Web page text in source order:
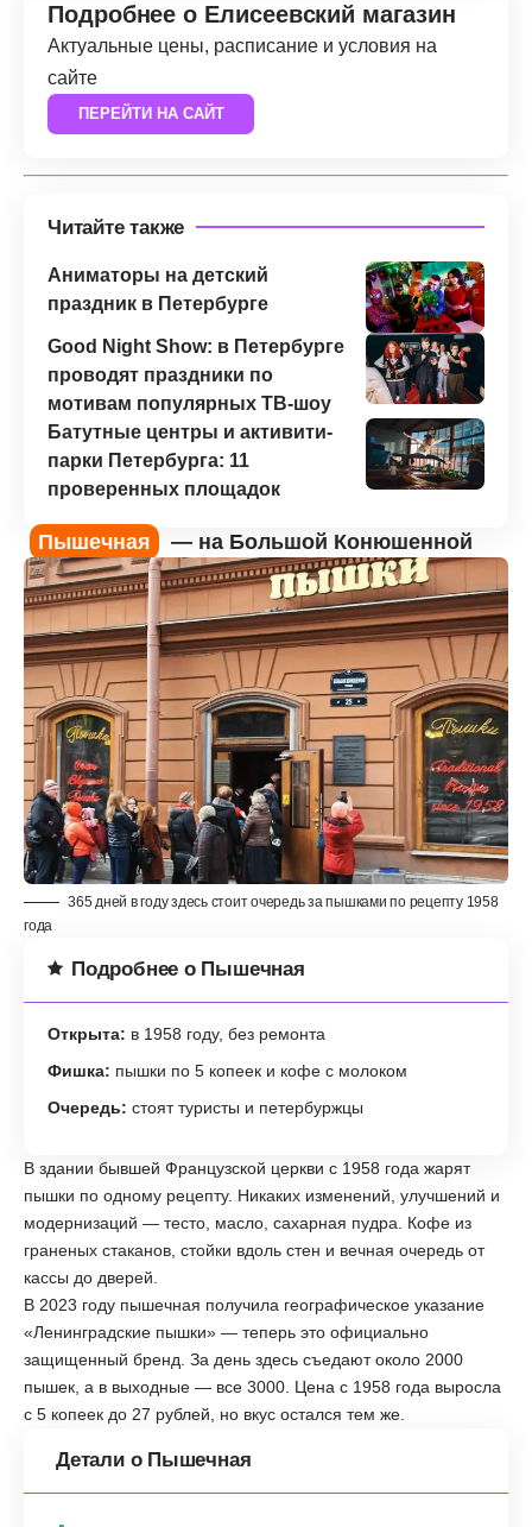
Подробнее о Елисеевский магазин
Актуальные цены, расписание и условия на
сайте
ПЕРЕЙТИ НА САЙТ
Читайте также
Аниматоры на детский
праздник в Петербурге
Good Night Show: в Петербурге
проводят праздники по
мотивам популярных ТВ-шоу
Батутные центры и активити-
парки Петербурга: 11
проверенных площадок
Пышечная — на Большой Конюшенной
365 дней в году здесь стоит очередь за пышками по рецепту 1958
года
Подробнее о Пышечная
Открыта: в 1958 году, без ремонта
Фишка: пышки по 5 копеек и кофе с молоком
Очередь: стоят туристы и петербуржцы
В здании бывшей Французской церкви с 1958 года жарят
пышки по одному рецепту. Никаких изменений, улучшений и
модернизаций — тесто, масло, сахарная пудра. Кофе из
граненых стаканов, стойки вдоль стен и вечная очередь от
кассы до дверей.
В 2023 году пышечная получила географическое указание
«Ленинградские пышки» — теперь это официально
защищенный бренд. За день здесь съедают около 2000
пышек, а в выходные — все 3000. Цена с 1958 года выросла
с 5 копеек до 27 рублей, но вкус остался тем же.
Детали о Пышечная